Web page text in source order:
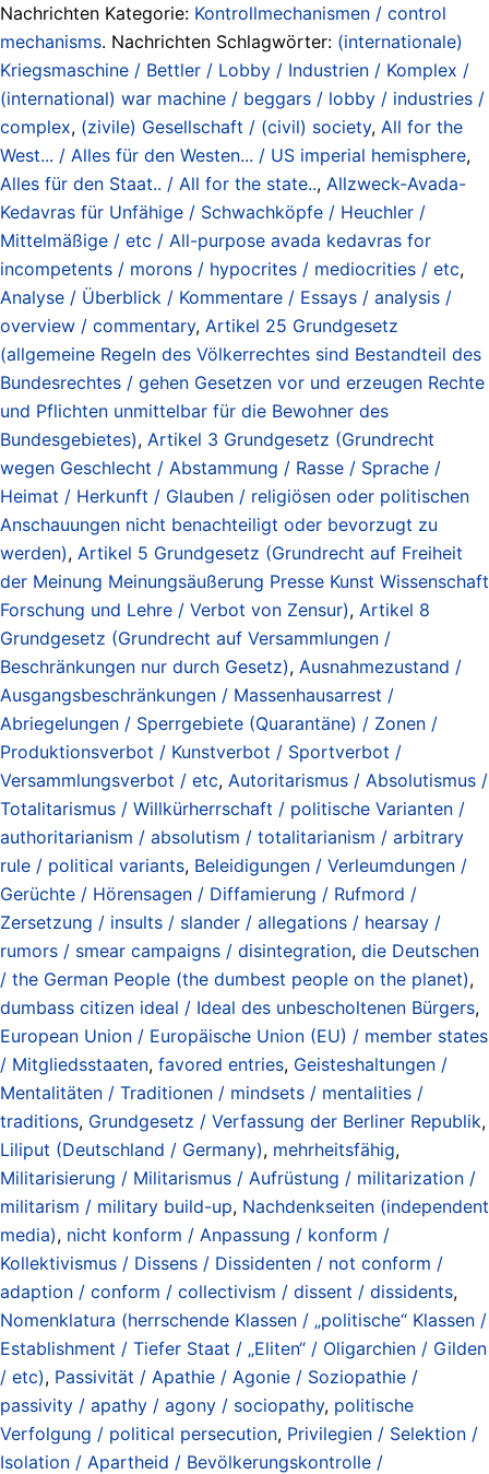
Nachrichten Kategorie: Kontrollmechanismen / control
mechanisms. Nachrichten Schlagwörter: (internationale)
Kriegsmaschine / Bettler / Lobby / Industrien / Komplex /
(international) war machine / beggars / lobby / industries /
complex, (zivile) Gesellschaft / (civil) society, All for the
West... / Alles für den Westen... / US imperial hemisphere,
Alles für den Staat.. / All for the state.., Allzweck-Avada-
Kedavras für Unfähige / Schwachköpfe / Heuchler /
Mittelmäßige / etc / All-purpose avada kedavras for
incompetents / morons / hypocrites / mediocrities / etc,
Analyse / Überblick / Kommentare / Essays / analysis /
overview / commentary, Artikel 25 Grundgesetz
(allgemeine Regeln des Völkerrechtes sind Bestandteil des
Bundesrechtes / gehen Gesetzen vor und erzeugen Rechte
und Pflichten unmittelbar für die Bewohner des
Bundesgebietes), Artikel 3 Grundgesetz (Grundrecht
wegen Geschlecht / Abstammung / Rasse / Sprache /
Heimat / Herkunft / Glauben / religiösen oder politischen
Anschauungen nicht benachteiligt oder bevorzugt zu
werden), Artikel 5 Grundgesetz (Grundrecht auf Freiheit
der Meinung Meinungsäußerung Presse Kunst Wissenschaft
Forschung und Lehre / Verbot von Zensur), Artikel 8
Grundgesetz (Grundrecht auf Versammlungen /
Beschränkungen nur durch Gesetz), Ausnahmezustand /
Ausgangsbeschränkungen / Massenhausarrest /
Abriegelungen / Sperrgebiete (Quarantäne) / Zonen /
Produktionsverbot / Kunstverbot / Sportverbot /
Versammlungsverbot / etc, Autoritarismus / Absolutismus /
Totalitarismus / Willkürherrschaft / politische Varianten /
authoritarianism / absolutism / totalitarianism / arbitrary
rule / political variants, Beleidigungen / Verleumdungen /
Gerüchte / Hörensagen / Diffamierung / Rufmord /
Zersetzung / insults / slander / allegations / hearsay /
rumors / smear campaigns / disintegration, die Deutschen
/ the German People (the dumbest people on the planet),
dumbass citizen ideal / Ideal des unbescholtenen Bürgers,
European Union / Europäische Union (EU) / member states
/ Mitgliedsstaaten, favored entries, Geisteshaltungen /
Mentalitäten / Traditionen / mindsets / mentalities /
traditions, Grundgesetz / Verfassung der Berliner Republik,
Liliput (Deutschland / Germany), mehrheitsfähig,
Militarisierung / Militarismus / Aufrüstung / militarization /
militarism / military build-up, Nachdenkseiten (independent
media), nicht konform / Anpassung / konform /
Kollektivismus / Dissens / Dissidenten / not conform /
adaption / conform / collectivism / dissent / dissidents,
Nomenklatura (herrschende Klassen / „politische“ Klassen /
Establishment / Tiefer Staat / „Eliten“ / Oligarchien / Gilden
/ etc), Passivität / Apathie / Agonie / Soziopathie /
passivity / apathy / agony / sociopathy, politische
Verfolgung / political persecution, Privilegien / Selektion /
Isolation / Apartheid / Bevölkerungskontrolle /